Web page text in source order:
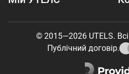
© 2015—2026 UTELS.
Публічний договір.